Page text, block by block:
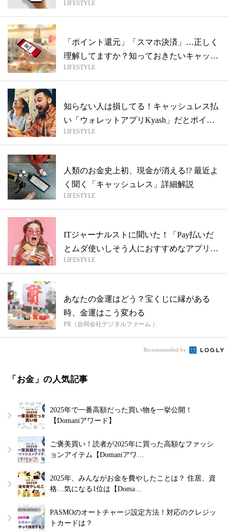
ッ...
LIFESTYLE
「ポイント還元」「スマホ決済」…正しく
理解してますか？知っておきたいキャッシ
ュレ...
LIFESTYLE
知らない人は損してる！キャッシュレス払
い「ウォレットアプリKyash」だとポイ
ン...
LIFESTYLE
人類のお金史上初、現金が消える!? 最近よ
く聞く「キャッシュレス」詳細解説
LIFESTYLE
ITジャーナルストに聞いた！「Pay払いだ
とムダ使いしそう人におすすめなアプリ
は...
LIFESTYLE
あなたの金運はどう？宝くじに縁がある
時、金運はこう変わる
PR（合同会社デジタルファーム ）
Recommended by
「お金」の人気記事
2025年で一番高額だった買い物を一挙公開！
【Domaniアワード】
ご褒美買い！読者が2025年に買った高額なファッシ
ョンアイテム【Domaniアワ…
2025年、みんながお金を費やしたことは？ 住居、資
格…気になる1位は【Doma…
PASMOのオートチャージ設定方法！対応のクレジッ
トカードは？